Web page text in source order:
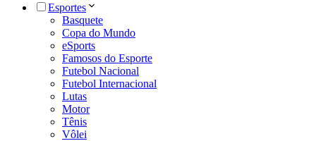
Esportes
Basquete
Copa do Mundo
eSports
Famosos do Esporte
Futebol Nacional
Futebol Internacional
Lutas
Motor
Tênis
Vôlei